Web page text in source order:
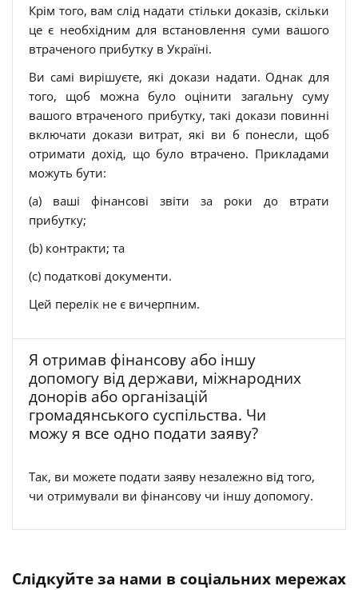
Крім того, вам слід надати стільки доказів, скільки
це є необхідним для встановлення суми вашого
втраченого прибутку в Україні.
Ви самі вирішуєте, які докази надати. Однак для
того, щоб можна було оцінити загальну суму
вашого втраченого прибутку, такі докази повинні
включати докази витрат, які ви б понесли, щоб
отримати дохід, що було втрачено. Прикладами
можуть бути:
(a) ваші фінансові звіти за роки до втрати
прибутку;
(b) контракти; та
(c) податкові документи.
Цей перелік не є вичерпним.
Я отримав фінансову або іншу
допомогу від держави, міжнародних
донорів або організацій
громадянського суспільства. Чи
можу я все одно подати заяву?
Так, ви можете подати заяву незалежно від того,
чи отримували ви фінансову чи іншу допомогу.
Слідкуйте за нами в соціальних мережах